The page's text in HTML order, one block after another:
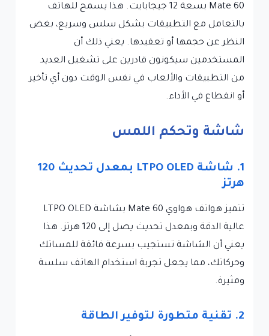
Mate 60 بسعة 12 جيجابايت. هذا يسمح للهاتف
بالتعامل مع التطبيقات بشكل سلس وسريع، بغض
النظر عن حجمها أو تعقيدها. يعني ذلك أن
المستخدمين سيكونون قادرين على تشغيل العديد
من التطبيقات والألعاب في نفس الوقت دون أي تأخير
أو انقطاع في الأداء.
شاشة وتحكم اللمس
1. شاشة LTPO OLED بمعدل تحديث 120
هرتز
تتميز هواتف هواوي Mate 60 بشاشة LTPO OLED
عالية الدقة وبمعدل تحديث يصل إلى 120 هرتز. هذا
يعني أن الشاشة تستجيب بسرعة فائقة للمساتك
وحركاتك، مما يجعل تجربة استخدام الهاتف سلسة
ومثيرة.
2. تقنية متطورة لتوفير الطاقة